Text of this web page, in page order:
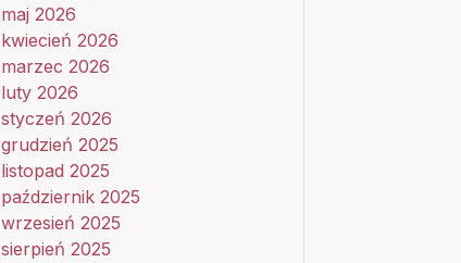
maj 2026
kwiecień 2026
marzec 2026
luty 2026
styczeń 2026
grudzień 2025
listopad 2025
październik 2025
wrzesień 2025
sierpień 2025